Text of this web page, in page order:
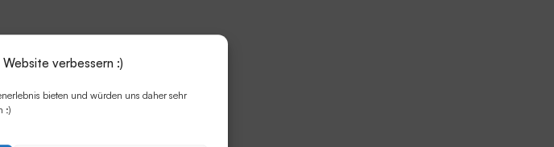
verbessern :)
bieten und würden uns daher sehr
:)